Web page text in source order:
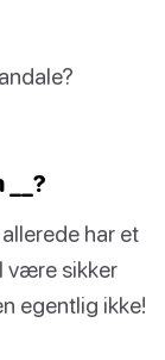
har et
være sikker
egentlig ikke!